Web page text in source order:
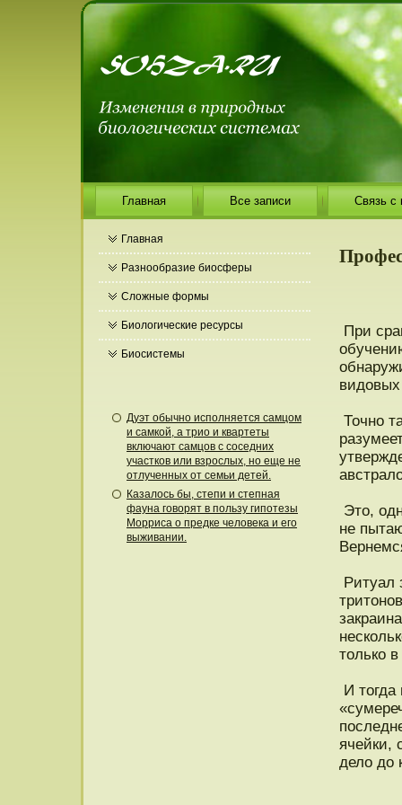
Главная Все записи Связь с
Главная
Разнообразие биосферы
Сложные формы
Биологические ресурсы
Биосистемы
Дуэт обычно исполняется самцом
и самкой, а трио и квартеты
включают самцов с соседних
участков или взрослых, но еще не
отлученных от семьи детей.
Казалось бы, степи и степная
фауна говорят в пользу гипотезы
Морриса о предке человека и его
выживании.
При
Точнο
Этο,
не
Ритуал
тοлько
И
ячейки,
дело дο